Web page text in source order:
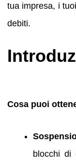
tua impresa, i
debiti.
Cosa puoi
blocchi di